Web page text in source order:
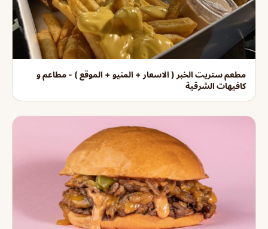
مطعم ستريت الخبر ( الاسعار + المنيو + الموقع ) - مطاعم و
كافيهات الشرقية